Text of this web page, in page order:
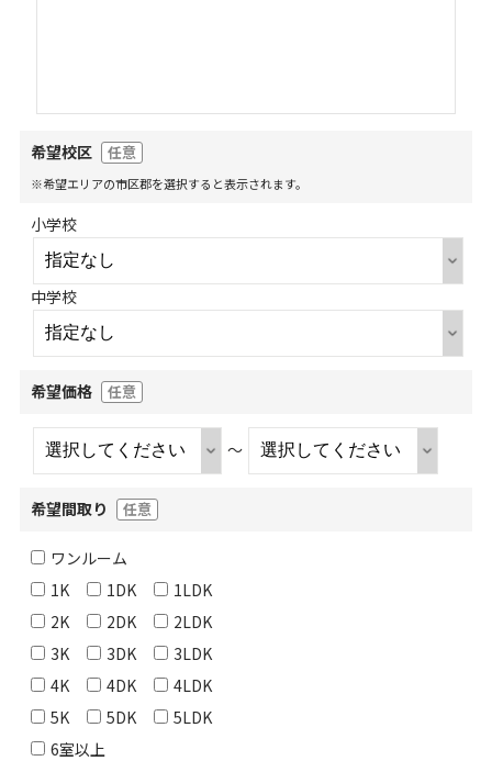
希望校区 任意
※希望エリアの市区郡を選択すると表示されます。
小学校
中学校
希望価格 任意
～
希望間取り 任意
ワンルーム
1K
1DK
1LDK
2K
2DK
2LDK
3K
3DK
3LDK
4K
4DK
4LDK
5K
5DK
5LDK
6室以上